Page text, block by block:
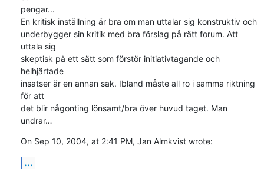
pengar...
En kritisk inställning är bra om man uttalar sig konstruktiv och
underbygger sin kritik med bra förslag på rätt forum. Att
uttala sig
skeptisk på ett sätt som förstör initiativtagande och
helhjärtade
insatser är en annan sak. Ibland måste all ro i samma riktning
för att
det blir någonting lönsamt/bra över huvud taget. Man
undrar…
On Sep 10, 2004, at 2:41 PM, Jan Almkvist wrote:
...